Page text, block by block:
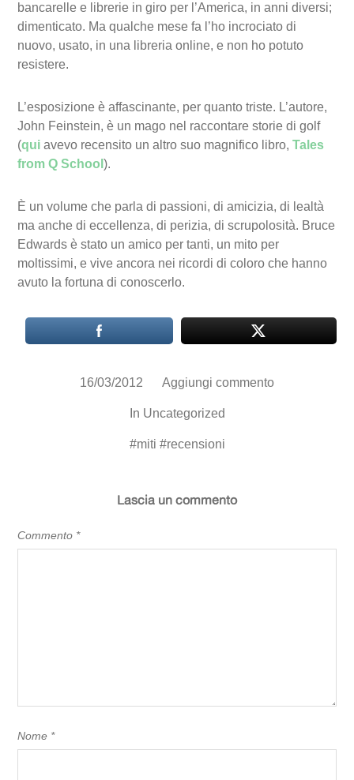
bancarelle e librerie in giro per l’America, in anni diversi;
dimenticato. Ma qualche mese fa l’ho incrociato di
nuovo, usato, in una libreria online, e non ho potuto
resistere.
L’esposizione è affascinante, per quanto triste. L’autore,
John Feinstein, è un mago nel raccontare storie di golf
(qui avevo recensito un altro suo magnifico libro,Tales
from Q School).
È un volume che parla di passioni, di amicizia, di lealtà
ma anche di eccellenza, di perizia, di scrupolosità. Bruce
Edwards è stato un amico per tanti, un mito per
moltissimi, e vive ancora nei ricordi di coloro che hanno
avuto la fortuna di conoscerlo.
16/03/2012 Aggiungi commento
In Uncategorized
#miti #recensioni
Lascia un commento
Commento *
Nome *